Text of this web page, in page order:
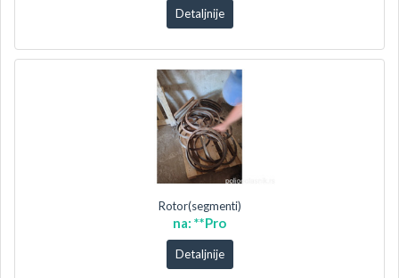
Detaljnije
Rotor(segmenti)
na: **Pro
Detaljnije